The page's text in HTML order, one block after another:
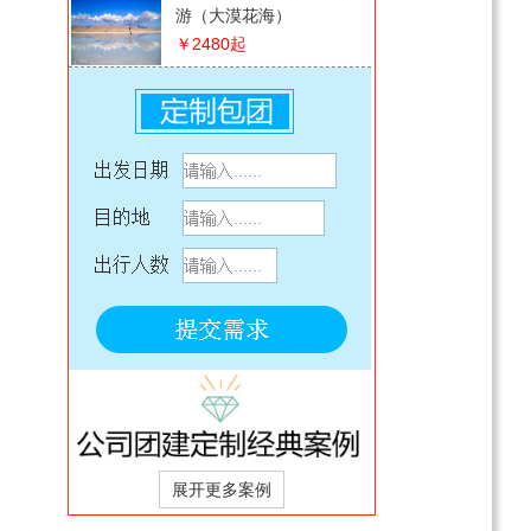
游（大漠花海）
￥2480起
头城-金草滩草原-盘龙古
道-班迪尔蓝湖-布伦口沙
湖双飞7日/双卧11日游
￥4480起
秋摄额济纳胡杨林品质纯
玩空调专列8日游（中卫 ·
银川 ·内蒙额济纳旗胡杨
林）
￥2780起
【如意陇东南】 九色甘南
7日游
￥1699起
七彩丹霞/嘉峪关/雅丹魔
鬼城/鸣沙山月牙泉/莫高
窟5日游（8人小包团/遇见
丝路）
￥4080
王牌甘青环线（张掖七彩
丹霞-嘉峪关城楼-大柴旦-
茶卡盐湖-青海湖）纯玩8
￥4680起